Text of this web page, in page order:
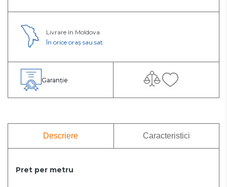
Livrare în Moldova
În orice oraș sau sat
Garanție
Descriere Caracteristici
Pret per metru